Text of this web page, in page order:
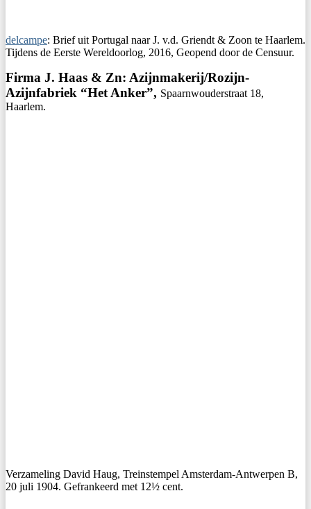
delcampe: Brief uit Portugal naar J. v.d. Griendt & Zoon te Haarlem.
Tijdens de Eerste Wereldoorlog, 2016, Geopend door de Censuur.
Firma J. Haas & Zn: Azijnmakerij/Rozijn-
Azijnfabriek “Het Anker”, Spaarnwouderstraat 18,
Haarlem.
Verzameling David Haug, Treinstempel Amsterdam-Antwerpen B,
20 juli 1904. Gefrankeerd met 12½ cent.